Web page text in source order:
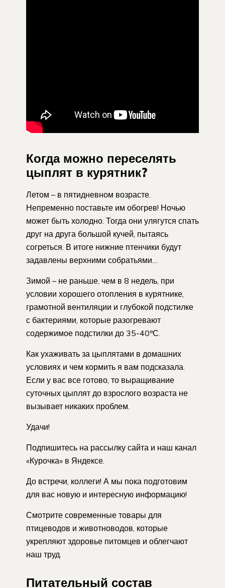
Когда можно переселять
цыплят в курятник?
Летом – в пятидневном возрасте.
Непременно поставьте им обогрев! Ночью
может быть холодно. Тогда они улягутся спать
друг на друга большой кучей, пытаясь
согреться. В итоге нижние птенчики будут
задавлены верхними собратьями…
Зимой – не раньше, чем в 8 недель, при
условии хорошего отопления в курятнике,
грамотной вентиляции и глубокой подстилке
с бактериями, которые разогревают
содержимое подстилки до 35-40ºС.
Как ухаживать за цыплятами в домашних
условиях и чем кормить я вам подсказала.
Если у вас все готово, то выращивание
суточных цыплят до взрослого возраста не
вызывает никаких проблем.
Удачи!
Подпишитесь на рассылку сайта и наш канал
«Курочка» в Яндексе.
До встречи, коллеги! А мы пока подготовим
для вас новую и интересную информацию!
Смотрите современные товары для
птицеводов и животноводов, которые
укрепляют здоровье питомцев и облегчают
наш труд.
Питательный состав